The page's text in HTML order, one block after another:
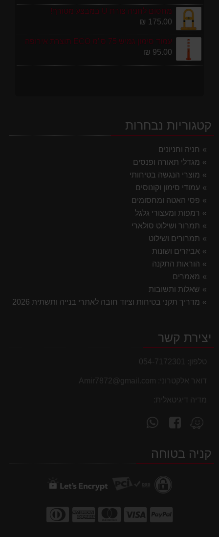
מחסום לחניה צורת U במבצע מטורף!
175.00 ₪
עמוד סימון גמיש 75 ס''מ ECO תוצרת אירופה
95.00 ₪
קטגוריות נבחרות
חניה וחניונים
מגדלי תאורה ופנסים
מוצרי הנגשה בטיחותי
עמודי סימון וקונוסים
פסי האטה ומחסומים
רמפות ומעצורי גלגל
תמרור ושילוט סולארי
תמרורים ושילוט
אביזרים ושונות
הוראות התקנה
מאמרים
שאלות ותשובות
מדריך תקני בטיחות וציוד חובה לאתרי בנייה ותשתית 2026
יצירת קשר
טלפון: 054-7172301
דואר אלקטרוני: Amir7872@gmail.com
מדיה דיגיטאלית:
מצא
אותנו
Waze
עקוב
אחרינו
facebookקניה בטוחה